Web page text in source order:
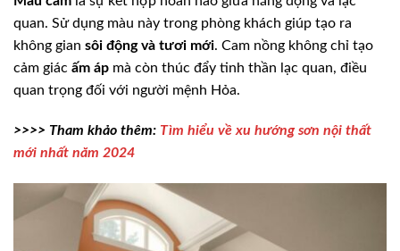
quan. Sử dụng màu này trong phòng khách giúp tạo ra
không gian sôi động và tươi mới. Cam nồng không chỉ tạo
cảm giác ấm áp mà còn thúc đẩy tinh thần lạc quan, điều
quan trọng đối với người mệnh Hỏa.
>>>> Tham khảo thêm: Tìm hiểu về xu hướng sơn nội thất
mới nhất năm 2024